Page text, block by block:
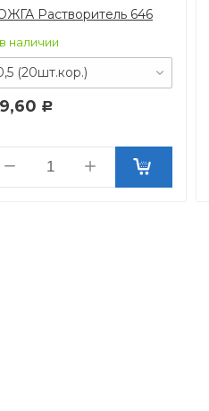
Растворитель 646
в наличии
(20шт.кор.)
Р